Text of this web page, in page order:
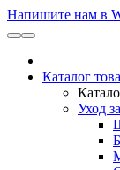
Напишите нам в
Каталог
Уход